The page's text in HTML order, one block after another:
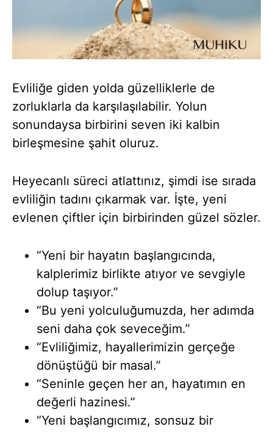
Evliliğe giden yolda güzelliklerle de
zorluklarla da karşılaşılabilir. Yolun
sonundaysa birbirini seven iki kalbin
birleşmesine şahit oluruz.
Heyecanlı süreci atlattınız, şimdi ise sırada
evliliğin tadını çıkarmak var. İşte, yeni
evlenen çiftler için birbirinden güzel sözler.
“Yeni bir hayatın başlangıcında,
kalplerimiz birlikte atıyor ve sevgiyle
dolup taşıyor.”
“Bu yeni yolculuğumuzda, her adımda
seni daha çok seveceğim.”
“Evliliğimiz, hayallerimizin gerçeğe
dönüştüğü bir masal.”
“Seninle geçen her an, hayatımın en
değerli hazinesi.”
“Yeni başlangıcımız, sonsuz bir